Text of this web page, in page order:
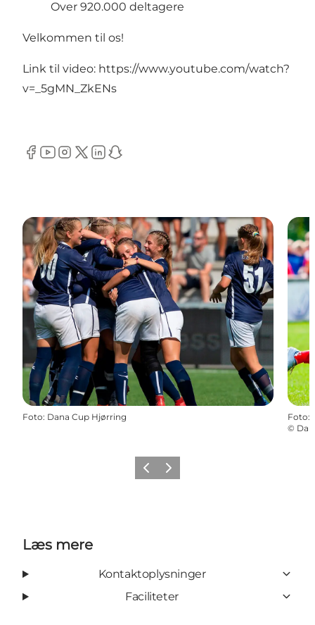
Over 920.000 deltagere
Velkommen til os!
Link til video: https://www.youtube.com/watch?
v=_5gMN_ZkENs
Facebook
Youtube
Instagram
Twitter
LinkedIn
Snapchat
Foto: Dana Cup Hjørring Foto:
©
ForrigeNæste
Læs mere
Kontaktoplysninger
Faciliteter